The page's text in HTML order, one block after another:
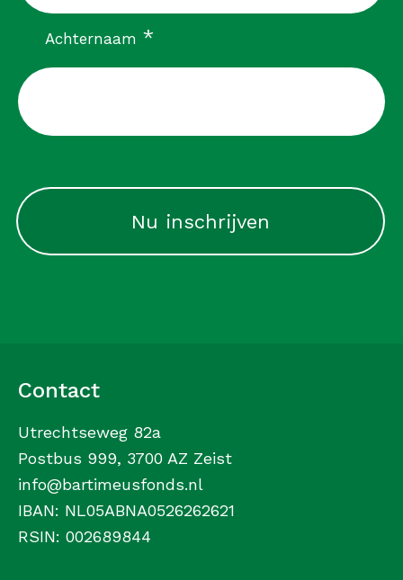
Achternaam *verplicht
Contact
Utrechtseweg 82a
Postbus 999, 3700 AZ Zeist
info@bartimeusfonds.nl
IBAN: NL05ABNA0526262621
RSIN: 002689844